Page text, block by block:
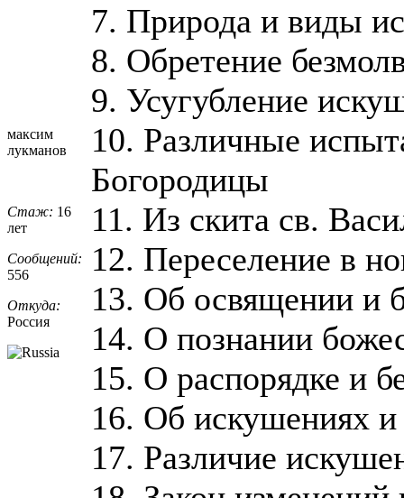
максим
лукманов
Стаж: 16
лет
Сообщений:
556
Откуда:
Россия
7. Природа и виды
8. Обретение
9. Усугубление
10. Различные
Богородицы
11. Из скита св.
12. Переселение в
13. Об освящении и
14. О познании
15. О распорядке и
16. Об искушениях и
17. Различие